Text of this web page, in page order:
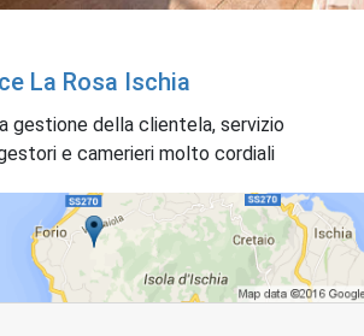
La Rosa Ischia
gestione della clientela, servizio
e camerieri molto cordiali